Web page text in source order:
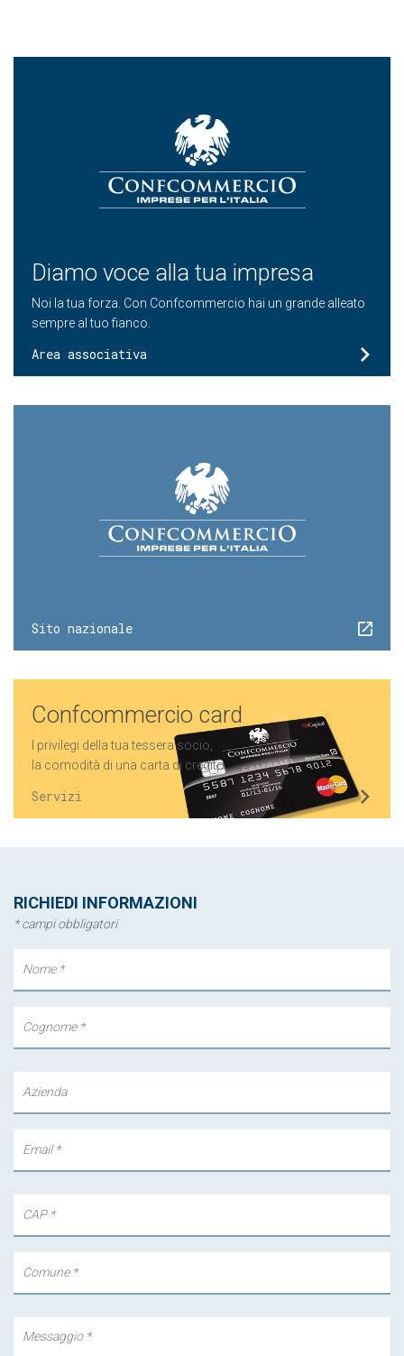
Diamo voce alla tua impresa
Noi la tua forza. Con Confcommercio hai un grande alleato
sempre al tuo fianco.
Area associativa
Sito nazionale
Confcommercio card
I privilegi della tua tessera socio,
la comodità di una carta di credito.
Servizi
RICHIEDI INFORMAZIONI
* campi obbligatori